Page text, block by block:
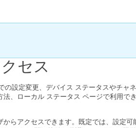
セス
設定変更、デバイス ステータスやチャ
、ローカル ステータス ページで利用で
らアクセスできます。既定では、設定